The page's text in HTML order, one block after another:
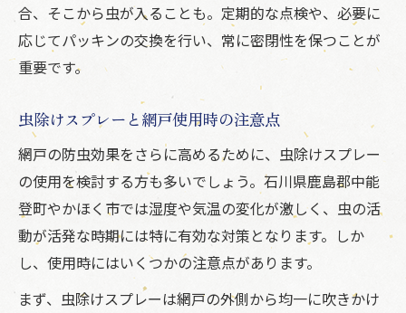
合、そこから虫が入ることも。定期的な点検や、必要に
応じてパッキンの交換を行い、常に密閉性を保つことが
重要です。
虫除けスプレーと網戸使用時の注意点
網戸の防虫効果をさらに高めるために、虫除けスプレー
の使用を検討する方も多いでしょう。石川県鹿島郡中能
登町やかほく市では湿度や気温の変化が激しく、虫の活
動が活発な時期には特に有効な対策となります。しか
し、使用時にはいくつかの注意点があります。
まず、虫除けスプレーは網戸の外側から均一に吹きかけ